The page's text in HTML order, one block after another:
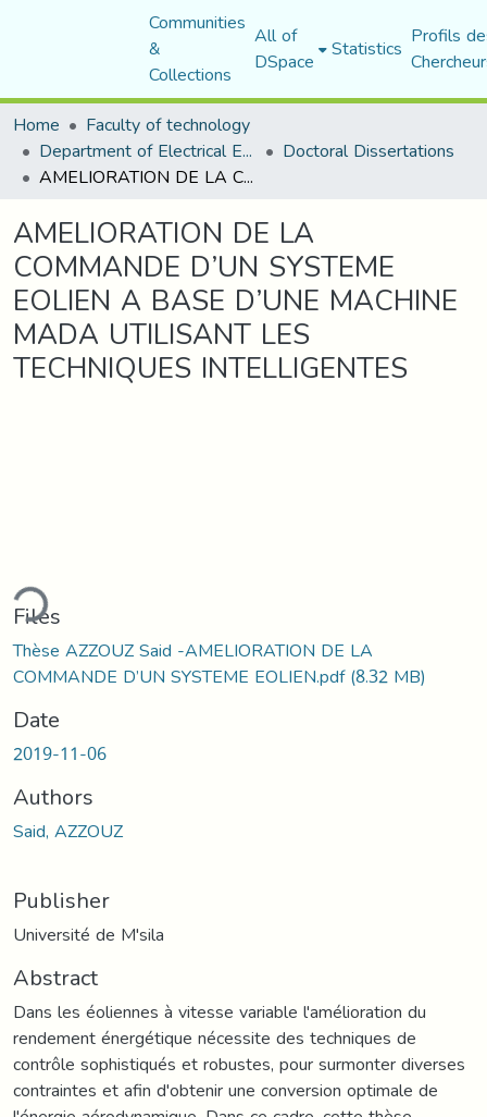
Communities
&
Collections
All of
DSpace Statistics Profils
Home
Faculty of technology
Department of Electrical Engineering Doctoral Dissertations
AMELIORATION DE LA COMMANDE D’UN SYSTEME EOLIEN A BASE D’UNE MACHINE MADA UTILISANT LES TECHNIQUES INTELLIGENTES
AMELIORATION DE LA
COMMANDE D’UN SYSTEME
EOLIEN A BASE D’UNE MACHINE
MADA UTILISANT LES
TECHNIQUES INTELLIGENTES
Files
Thèse AZZOUZ Said -AMELIORATION DE LA
COMMANDE D’UN SYSTEME EOLIEN.pdf(8.32 MB)
Date
2019-11-06
Authors
Said, AZZOUZ
Publisher
Université de M'sila
Abstract
Dans les éoliennes à vitesse variable l'amélioration du
rendement énergétique nécessite des techniques de
contrôle sophistiqués et robustes, pour surmonter diverses
contraintes et afin d'obtenir une conversion optimale de